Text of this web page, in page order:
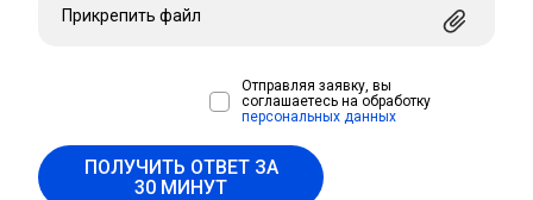
Прикрепить файл
Отправляя заявку, вы
соглашаетесь на обработку
персональных данных
ПОЛУЧИТЬ ОТВЕТ ЗА
30 МИНУТ